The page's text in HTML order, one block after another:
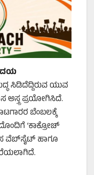
ಸಿಡಿದೆದ್ದಿರುವ ಯುವ
ಪ್ರಯೋಗಿಸಿದೆ.
ಬೆಂಬಲಕ್ಕೆ
‘ಕಾಕ್ರೋಚ್
ವೆಬ್‌ಸೈಟ್ ಹಾಗೂ